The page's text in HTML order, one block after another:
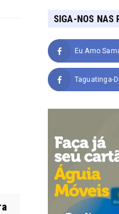
SIGA-NOS NAS
Eu Amo
Taguatinga-